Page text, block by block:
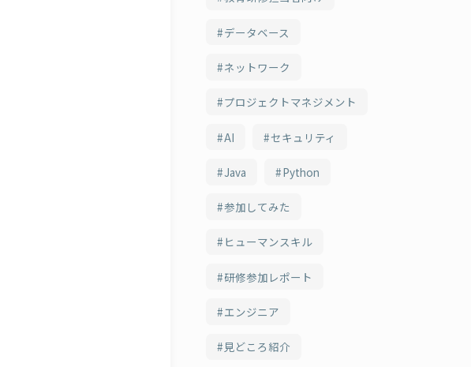
データベース
ネットワーク
プロジェクトマネジメント
AI セキュリティ
Java Python
参加してみた
ヒューマンスキル
研修参加レポート
エンジニア
見どころ紹介